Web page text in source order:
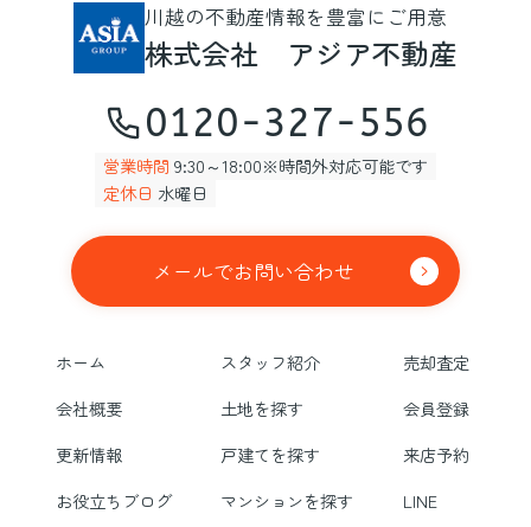
川越の不動産情報を豊富にご用意
株式会社 アジア不動産
0120-327-556
営業時間 9:30～18:00※時間外対応可能です
定休日 水曜日
メールでお問い合わせ
ホーム スタッフ紹介
売却査定
会社概要
土地を探す
会員登録
更新情報
戸建てを探す
来店予約
お役立ちブログ
マンションを探す LINE